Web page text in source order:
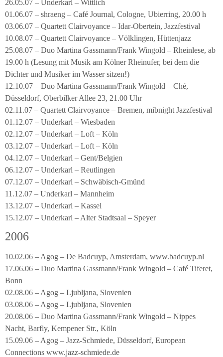
26.05.07 – Underkarl – Wittlich
01.06.07 – shraeng – Café Journal, Cologne, Ubierring, 20.00 h
03.06.07 – Quartett Clairvoyance – Idar-Obertein, Jazzfestival
10.08.07 – Quartett Clairvoyance – Völklingen, Hüttenjazz
25.08.07 – Duo Martina Gassmann/Frank Wingold – Rheinlese, ab
19.00 h (Lesung mit Musik am Kölner Rheinufer, bei dem die
Dichter und Musiker im Wasser sitzen!)
12.10.07 – Duo Martina Gassmann/Frank Wingold – Ché,
Düsseldorf, Oberbilker Allee 23, 21.00 Uhr
02.11.07 – Quartett Clairvoyance – Bremen, mibnight Jazzfestival
01.12.07 – Underkarl – Wiesbaden
02.12.07 – Underkarl – Loft – Köln
03.12.07 – Underkarl – Loft – Köln
04.12.07 – Underkarl – Gent/Belgien
06.12.07 – Underkarl – Reutlingen
07.12.07 – Underkarl – Schwäbisch-Gmünd
11.12.07 – Underkarl – Mannheim
13.12.07 – Underkarl – Kassel
15.12.07 – Underkarl – Alter Stadtsaal – Speyer
2006
10.02.06 – Agog – De Badcuyp, Amsterdam, www.badcuyp.nl
17.06.06 – Duo Martina Gassmann/Frank Wingold – Café Tiferet,
Bonn
02.08.06 – Agog – Ljubljana, Slovenien
03.08.06 – Agog – Ljubljana, Slovenien
20.08.06 – Duo Martina Gassmann/Frank Wingold – Nippes
Nacht, Barfly, Kempener Str., Köln
15.09.06 – Agog – Jazz-Schmiede, Düsseldorf, European
Connections www.jazz-schmiede.de